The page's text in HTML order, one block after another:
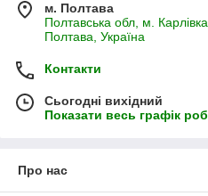
м. Полтава
Полтавська обл, м.
Полтава, Україна
Контакти
Сьогодні вихідний
Показати весь графік
Про нас